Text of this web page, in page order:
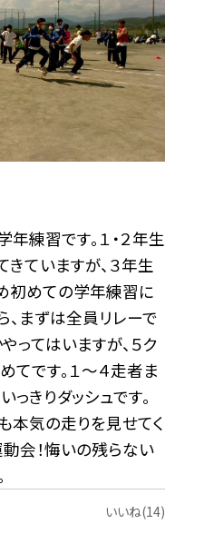
練習です。１・２年生
ていますが、３年生
初めての学年練習に
、まずは全員リレーで
ってはいますが、５ク
てです。１〜４走者ま
きりダッシュです。
本気の走りを見せてく
会！悔いの残らない
いいね(14)